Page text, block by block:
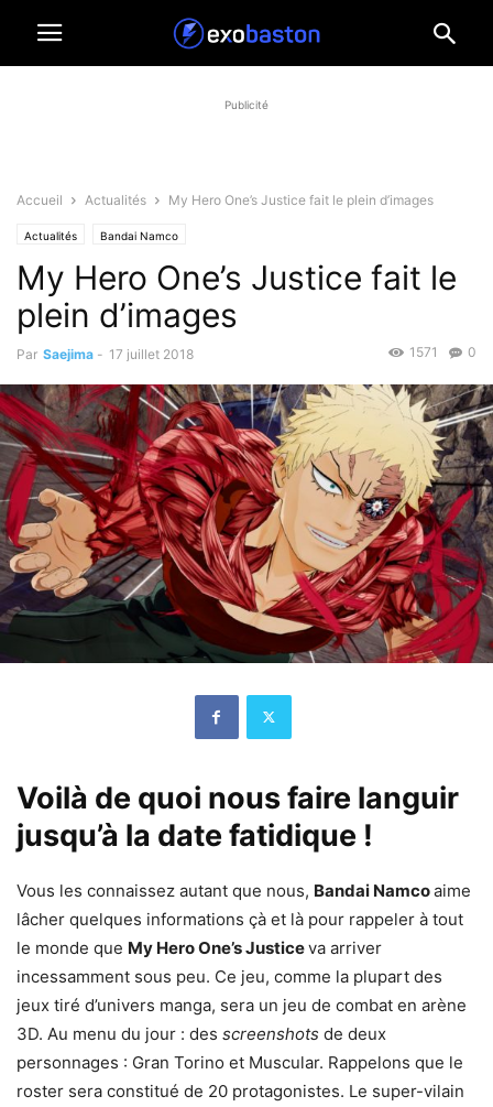
Publicité
Accueil Actualités My Hero One’s Justice fait le plein d’images
Actualités Bandai Namco
My Hero One’s Justice fait le
plein d’images
Par Saejima - 17 juillet 2018 0
1571
Voilà de quoi nous faire languir
jusqu’à la date fatidique !
Vous les connaissez autant que nous, Bandai Namcoaime
lâcher quelques informations çà et là pour rappeler à tout
le monde que My Hero One’s Justiceva arriver
incessamment sous peu. Ce jeu, comme la plupart des
jeux tiré d’univers manga, sera un jeu de combat en arène
3D. Au menu du jour : des screenshots de deux
personnages : Gran Torino et Muscular. Rappelons que le
roster sera constitué de 20 protagonistes. Le super-vilain